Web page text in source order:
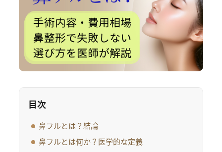
目次
鼻フルとは？結論
鼻フルとは何か？医学的な定義